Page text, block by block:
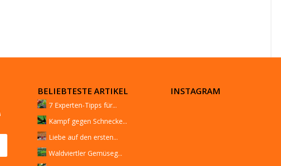
BELIEBTESTE ARTIKEL
7 Experten-Tipps für...
Kampf gegen Schnecke...
Liebe auf den ersten...
Waldviertler Gemüseg...
INSTAGRAM